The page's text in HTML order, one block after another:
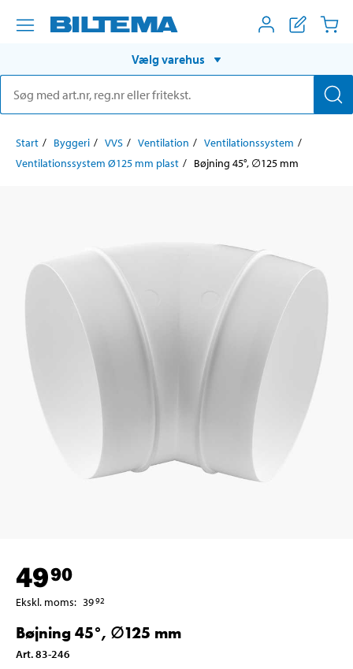
Vælg varehus
Start Byggeri VVS Ventilation
Ventilationssystem
Ventilationssystem Ø125 mm plast
Bøjning 45°, ∅125 mm
4990
Ekskl. moms: 3992
Bøjning 45°, ∅125 mm
Art.83-246